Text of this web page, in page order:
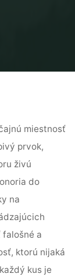
miestnosť
prvok,
živú
do
na
falošné a
ktorú nijaká
kus je